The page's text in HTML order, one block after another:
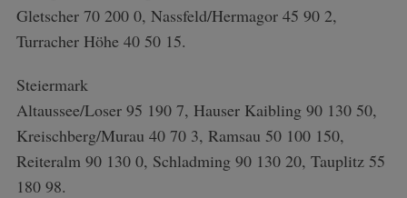
Gletscher 70 200 0, Nassfeld/Hermagor 45 90 2,
Turracher Höhe 40 50 15.
Steiermark
Altaussee/Loser 95 190 7, Hauser Kaibling 90 130 50,
Kreischberg/Murau 40 70 3, Ramsau 50 100 150,
Reiteralm 90 130 0, Schladming 90 130 20, Tauplitz 55
180 98.